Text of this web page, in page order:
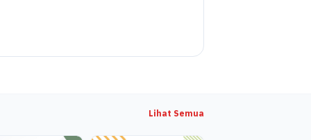
Lihat Semua